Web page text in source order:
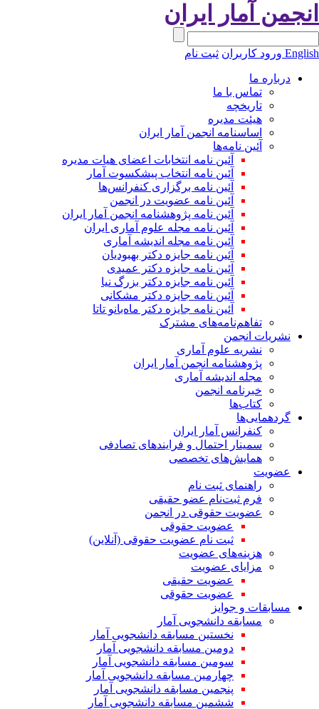
آمار ایران
ورود کاربران ثبت نام
درباره ما
تماس با ما
تاریخچه
هیئت مدیره
اساسنامه انجمن آمار ایران
آئین نامه‌ها
آئین نامه انتخابات اعضای هیات مدیره
آئین نامه انتخاب پیشکسوت آمار
آئین نامه برگزاری کنفرانس‌ها
آئین نامه عضویت در انجمن
آئین نامه پژوهشنامه انجمن آمار ایران
آئین نامه مجله علوم آماری ایران
آئین نامه مجله اندیشه آماری
آئین‌ نامه جایزه دکتر بهبودیان
آئین نامه جایزه دکتر عمیدی
آئین نامه جایزه دکتر بزرگ نیا
آئین نامه جایزه دکتر مشکانی
آئین نامه جایزه دکتر ماه‌بانو تاتا
تفاهم‌نامه‌های مشترک
نشریات انجمن
نشریه علوم آماری
پژوهشنامه انجمن آمار ایران
مجله اندیشه آماری
خبرنامه انجمن
کتاب‌ها
گردهمایی‌ها
کنفرانس آمار ایران
سمینار احتمال و فرایندهای تصادفی
همایش‌های تخصصی
عضویت
راهنمای ثبت نام
فرم ثبت‌نام عضو حقیقی
عضویت حقوقی در انجمن
عضویت حقوقی
ثبت نام عضویت حقوقی (آنلاین)
هزینه‌های عضویت
مزایای عضویت
عضویت حقیقی
عضویت حقوقی
مسابقات و جوایز
مسابقه دانشجویی آمار
نخستین مسابقه دانشجویی آمار
دومین مسابقه دانشجویی آمار
سومین مسابقه دانشجویی آمار
چهارمین مسابقه دانشجویی آمار
پنجمین مسابقه دانشجویی آمار
ششمین مسابقه دانشجویی آمار